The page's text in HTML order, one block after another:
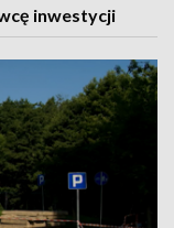
inwestycji